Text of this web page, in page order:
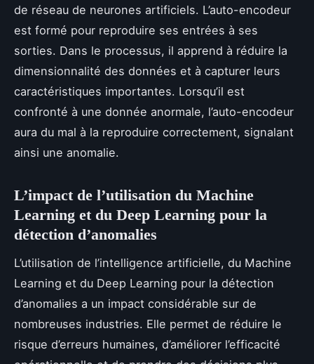
de réseau de neurones artificiels. L’auto-encodeur
est formé pour reproduire ses entrées à ses
sorties. Dans le processus, il apprend à réduire la
dimensionnalité des données et à capturer leurs
caractéristiques importantes. Lorsqu’il est
confronté à une donnée anormale, l’auto-encodeur
aura du mal à la reproduire correctement, signalant
ainsi une anomalie.
L’impact de l’utilisation du Machine
Learning et du Deep Learning pour la
détection d’anomalies
L’utilisation de l’intelligence artificielle, du Machine
Learning et du Deep Learning pour la détection
d’anomalies a un impact considérable sur de
nombreuses industries. Elle permet de réduire le
risque d’erreurs humaines, d’améliorer l’efficacité